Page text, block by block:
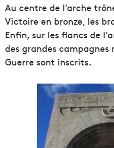
Au centre de l’arche
Victoire en bronze, les
Enfin, sur les flancs de
des grandes
Guerre sont inscrits.